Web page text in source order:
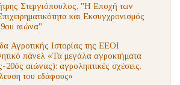
Στεργιόπουλος, "Η Εποχή των
και Εκσυγχρονισμός
αιώνα"
Αγροτικής Ιστορίας της ΕΕΟΙ
πάνελ «Τα μεγάλα αγροκτήματα
αιώνας): αγροληπτικές σχέσεις,
του εδάφους»